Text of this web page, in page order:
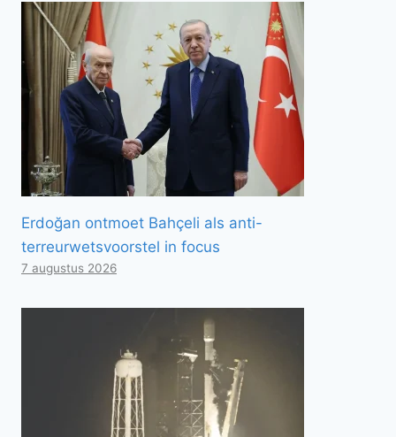
Erdoğan ontmoet Bahçeli als anti-
terreurwetsvoorstel in focus
7 augustus 2026